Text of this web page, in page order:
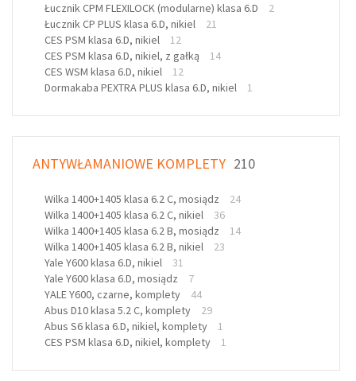
Łucznik CPM FLEXILOCK (modularne) klasa 6.D
2
Łucznik CP PLUS klasa 6.D, nikiel
21
CES PSM klasa 6.D, nikiel
12
CES PSM klasa 6.D, nikiel, z gałką
14
CES WSM klasa 6.D, nikiel
12
Dormakaba PEXTRA PLUS klasa 6.D, nikiel
1
ANTYWŁAMANIOWE KOMPLETY 210
Wilka 1400+1405 klasa 6.2 C, mosiądz
24
Wilka 1400+1405 klasa 6.2 C, nikiel
36
Wilka 1400+1405 klasa 6.2 B, mosiądz
14
Wilka 1400+1405 klasa 6.2 B, nikiel
23
Yale Y600 klasa 6.D, nikiel
31
Yale Y600 klasa 6.D, mosiądz
7
YALE Y600, czarne, komplety
44
Abus D10 klasa 5.2 C, komplety
29
Abus S6 klasa 6.D, nikiel, komplety
1
CES PSM klasa 6.D, nikiel, komplety
1